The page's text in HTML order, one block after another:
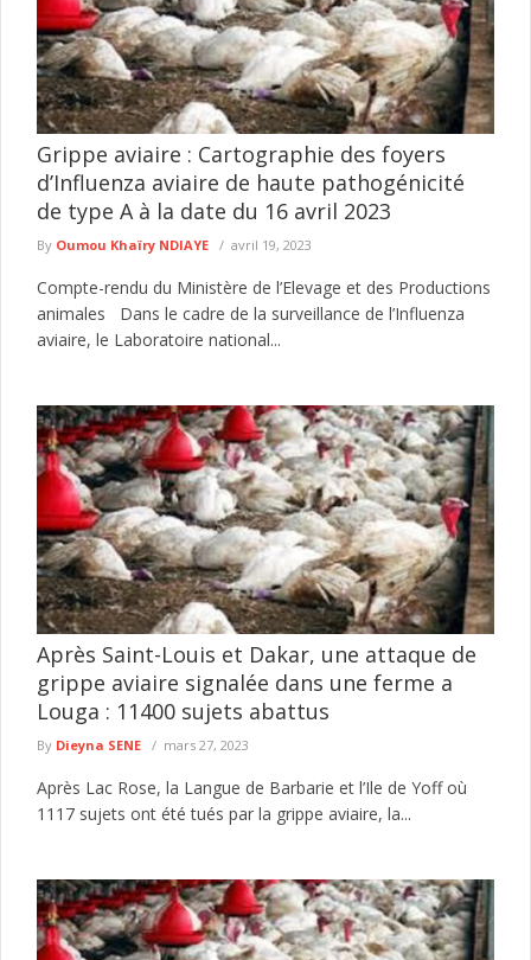
Grippe aviaire : Cartographie des foyers
d’Influenza aviaire de haute pathogénicité
de type A à la date du 16 avril 2023
By Oumou Khaïry NDIAYE avril 19, 2023
Compte-rendu du Ministère de l’Elevage et des Productions
animales Dans le cadre de la surveillance de l’Influenza
aviaire, le Laboratoire national...
Après Saint-Louis et Dakar, une attaque de
grippe aviaire signalée dans une ferme a
Louga : 11400 sujets abattus
By Dieyna SENE mars 27, 2023
Après Lac Rose, la Langue de Barbarie et l’Ile de Yoff où
1117 sujets ont été tués par la grippe aviaire, la...